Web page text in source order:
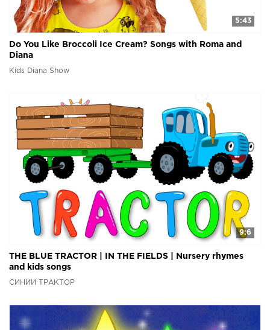
5:43
Do You Like Broccoli Ice Cream? Songs with Roma and
Diana
Kids Diana Show
9:6
THE BLUE TRACTOR | IN THE FIELDS | Nursery rhymes
and kids songs
СИНИЙ ТРАКТОР